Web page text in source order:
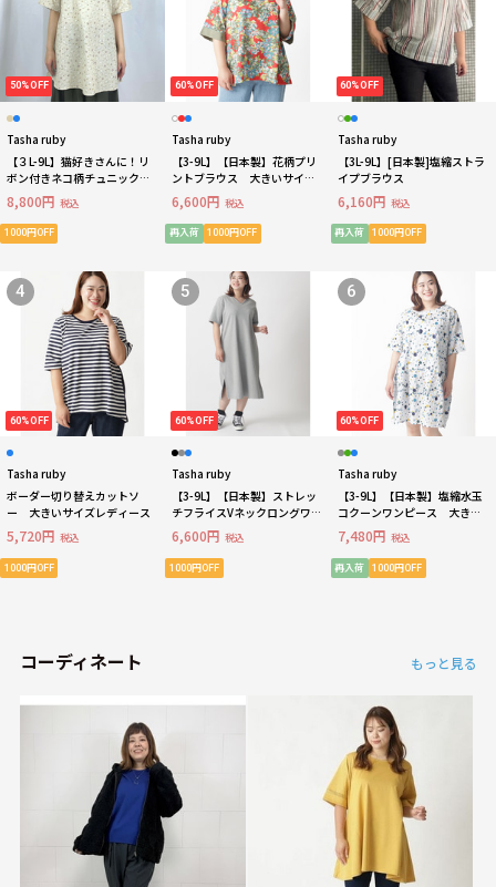
50%OFF
Tasha ruby
【３L-9L】猫好きさんに！リ
ボン付きネコ柄チュニック
【日本製・体型カバー・綿
100％】
8,800円 税込
1000円OFF
60%OFF
Tasha ruby
【3-9L】【日本製】花柄プリ
ントブラウス 大きいサイズ
レディース
6,600円 税込
再入荷 1000円OFF
60%OFF
Tasha ruby
【3L-9L】[日本製]塩縮ストラ
イプブラウス
6,160円 税込
再入荷 1000円OFF
4
60%OFF
Tasha ruby
ボーダー切り替えカットソ
ー 大きいサイズレディース
5,720円 税込
1000円OFF
5
60%OFF
Tasha ruby
【3-9L】【日本製】ストレッ
チフライスVネックロングワン
ピース 大きいサイズ レディ
ース
6,600円 税込
1000円OFF
6
60%OFF
Tasha ruby
【3-9L】【日本製】塩縮水玉
コクーンワンピース 大きい
サイズ レディース
7,480円 税込
再入荷 1000円OFF
コーディネート もっと見る